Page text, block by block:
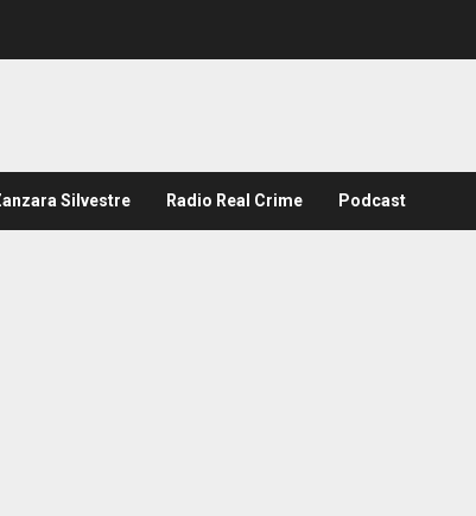
Silvestre Radio Real Crime Podcast